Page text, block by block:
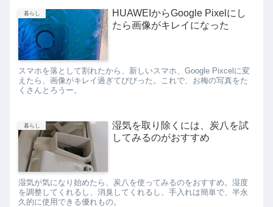
暮らし
HUAWEIからGoogle Pixelにし
たら画像がキレイになった
スマホを落として割れたから、新しいスマホ、Google Pixcelに変
えたら、画像がキレイ過ぎてびびった。これで、お梅の写真をた
くさんとろうー。
暮らし
湿気を取り除くには、炭八を試
してみるのがおすすめ
湿気が気になり始めたら、炭八を使ってみるのをおすすめ。湿度
を調整してくれるし、消臭してくれるし、手入れは簡単で、半永
久的に使用できる優れもの。